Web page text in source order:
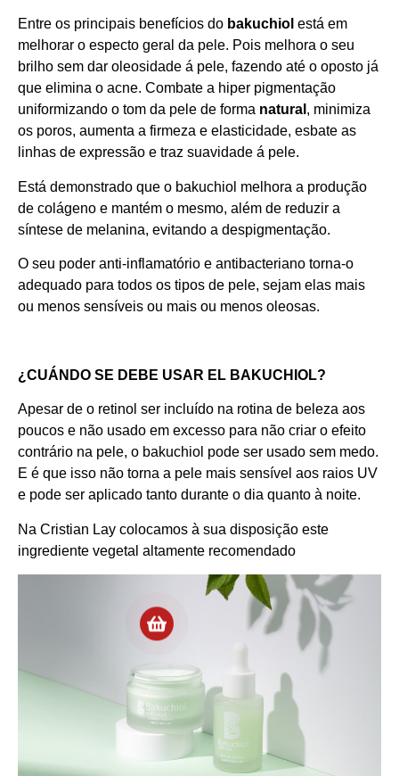
Entre os principais benefícios do bakuchiol está em
melhorar o especto geral da pele. Pois melhora o seu
brilho sem dar oleosidade á pele, fazendo até o oposto já
que elimina o acne. Combate a hiper pigmentação
uniformizando o tom da pele de forma natural , minimiza
os poros, aumenta a firmeza e elasticidade, esbate as
linhas de expressão e traz suavidade á pele.
Está demonstrado que o bakuchiol melhora a produção
de colágeno e mantém o mesmo, além de reduzir a
síntese de melanina, evitando a despigmentação.
O seu poder anti-inflamatório e antibacteriano torna-o
adequado para todos os tipos de pele, sejam elas mais
ou menos sensíveis ou mais ou menos oleosas.
¿CUÁNDO SE DEBE USAR EL BAKUCHIOL?
Apesar de o retinol ser incluído na rotina de beleza aos
poucos e não usado em excesso para não criar o efeito
contrário na pele, o bakuchiol pode ser usado sem medo.
E é que isso não torna a pele mais sensível aos raios UV
e pode ser aplicado tanto durante o dia quanto à noite.
Na Cristian Lay colocamos à sua disposição este
ingrediente vegetal altamente recomendado